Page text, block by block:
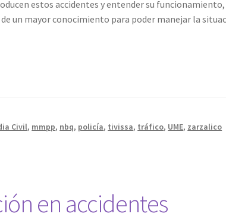
estos accidentes y entender su
un mayor conocimiento para poder manejar la
Civil, mmpp, nbq, policía, tivissa, tráfico, UME, zarzalico
en accidentes